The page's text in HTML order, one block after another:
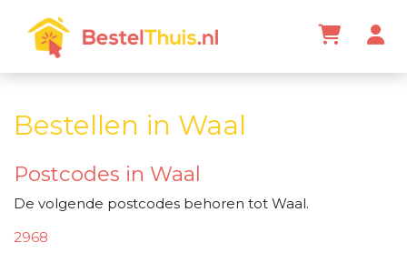
Bestellen in Waal
Postcodes in Waal
De volgende postcodes behoren tot Waal.
2968